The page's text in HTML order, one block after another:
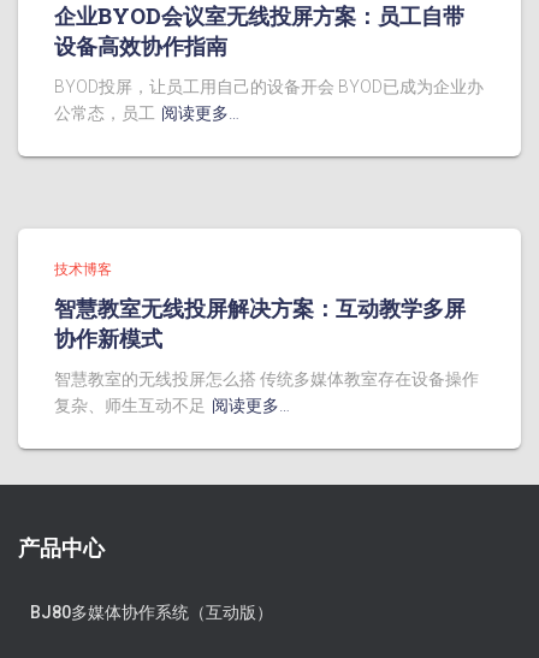
企业BYOD会议室无线投屏方案：员工自带
设备高效协作指南
BYOD投屏，让员工用自己的设备开会 BYOD已成为企业办
公常态，员工 阅读更多…
技术博客
智慧教室无线投屏解决方案：互动教学多屏
协作新模式
智慧教室的无线投屏怎么搭 传统多媒体教室存在设备操作
复杂、师生互动不足 阅读更多…
产品中心
BJ80多媒体协作系统（互动版）